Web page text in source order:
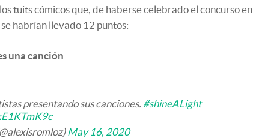
tuits cómicos que, de haberse celebrado el concurso en
habrían llevado 12 puntos:
una canción
presentando sus canciones. #shineALight
May 16, 2020